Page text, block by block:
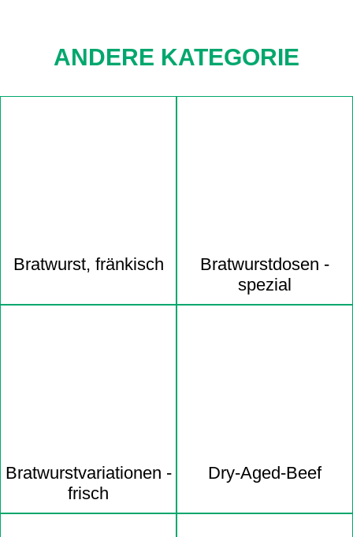
ANDERE KATEGORIE
Bratwurst, fränkisch
Bratwurst­dosen -
spezial
Bratwurst­variationen -
frisch
Dry-Aged-Beef